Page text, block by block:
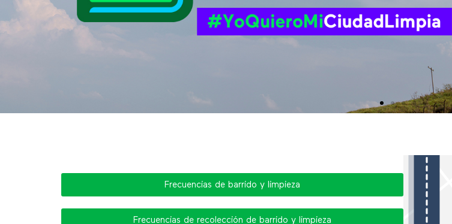
Frecuencias de barrido y limpieza
Frecuencias de recolección de barrido y limpieza